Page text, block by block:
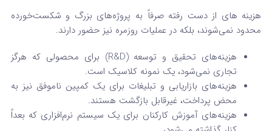
هزینه های از دست رفته صرفاً به پروژه‌های بزرگ و شکست‌خورده
محدود نمی‌شوند، بلکه در عملیات روزمره نیز حضور دارند.
هزینه‌های تحقیق و توسعه (R&D) برای محصولی که هرگز
تجاری نمی‌شود، یک نمونه کلاسیک است.
هزینه‌های بازاریابی و تبلیغات برای یک کمپین ناموفق نیز به
محض پرداخت، غیرقابل بازگشت هستند.
هزینه‌های آموزش کارکنان برای یک سیستم نرم‌افزاری که بعداً